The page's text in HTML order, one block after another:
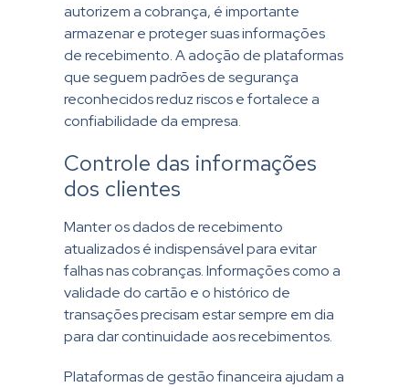
autorizem a cobrança, é importante
armazenar e proteger suas informações
de recebimento. A adoção de plataformas
que seguem padrões de segurança
reconhecidos reduz riscos e fortalece a
confiabilidade da empresa.
Controle das informações
dos clientes
Manter os dados de recebimento
atualizados é indispensável para evitar
falhas nas cobranças. Informações como a
validade do cartão e o histórico de
transações precisam estar sempre em dia
para dar continuidade aos recebimentos.
Plataformas de gestão financeiraajudam a